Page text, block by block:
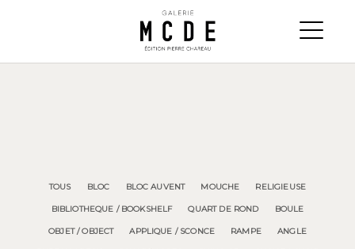
TOUS BLOC BLOC AUVENT MOUCHE RELIGIEUSE
BIBLIOTHEQUE / BOOKSHELF QUART DE ROND BOULE
OBJET / OBJECT APPLIQUE / SCONCE RAMPE ANGLE